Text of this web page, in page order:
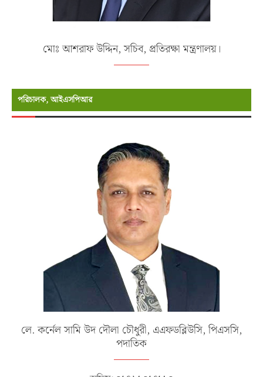
মোঃ আশরাফ উদ্দিন, সচিব, প্রতিরক্ষা মন্ত্রণালয়।
পরিচালক, আইএসপিআর
লে. কর্নেল সামি উদ দৌলা চৌধুরী, এএফডব্লিউসি, পিএসসি,
পদাতিক